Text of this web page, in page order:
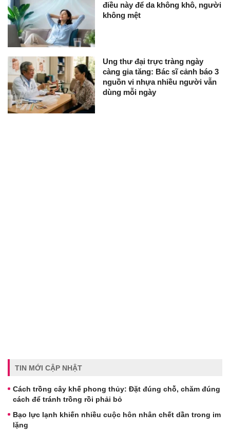
điều này để da không khô, người
không mệt
Ung thư đại trực tràng ngày
càng gia tăng: Bác sĩ cảnh báo 3
nguồn vi nhựa nhiều người vẫn
dùng mỗi ngày
TIN MỚI CẬP NHẬT
Cách trồng cây khế phong thủy: Đặt đúng chỗ, chăm đúng
cách để tránh trồng rồi phải bỏ
Bạo lực lạnh khiến nhiều cuộc hôn nhân chết dần trong im
lặng